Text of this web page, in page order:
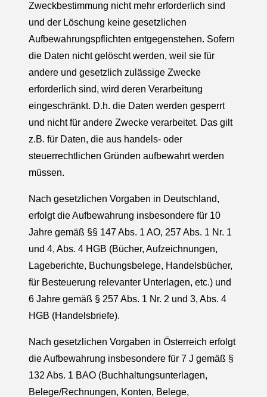
Zweckbestimmung nicht mehr erforderlich sind
und der Löschung keine gesetzlichen
Aufbewahrungspflichten entgegenstehen. Sofern
die Daten nicht gelöscht werden, weil sie für
andere und gesetzlich zulässige Zwecke
erforderlich sind, wird deren Verarbeitung
eingeschränkt. D.h. die Daten werden gesperrt
und nicht für andere Zwecke verarbeitet. Das gilt
z.B. für Daten, die aus handels- oder
steuerrechtlichen Gründen aufbewahrt werden
müssen.
Nach gesetzlichen Vorgaben in Deutschland,
erfolgt die Aufbewahrung insbesondere für 10
Jahre gemäß §§ 147 Abs. 1 AO, 257 Abs. 1 Nr. 1
und 4, Abs. 4 HGB (Bücher, Aufzeichnungen,
Lageberichte, Buchungsbelege, Handelsbücher,
für Besteuerung relevanter Unterlagen, etc.) und
6 Jahre gemäß § 257 Abs. 1 Nr. 2 und 3, Abs. 4
HGB (Handelsbriefe).
Nach gesetzlichen Vorgaben in Österreich erfolgt
die Aufbewahrung insbesondere für 7 J gemäß §
132 Abs. 1 BAO (Buchhaltungsunterlagen,
Belege/Rechnungen, Konten, Belege,